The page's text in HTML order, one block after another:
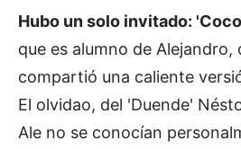
Hubo un solo invitado:
que es alumno de
compartió una caliente
El olvidao, del 'Duende'
Ale no se conocían